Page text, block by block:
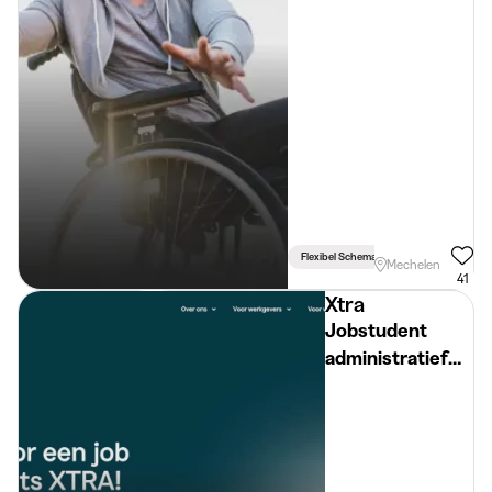
Flexibel Schema
Mechelen
41
Xtra
Jobstudent
administratief